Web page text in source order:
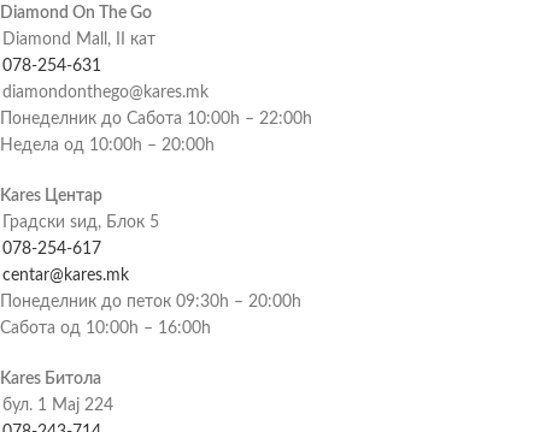
Diamond On The Go
Diamond Mall, II кат
078-254-631
diamondonthego@kares.mk
Понеделник до Сабота 10:00h – 22:00h
Недела од 10:00h – 20:00h
Kares Центар
Градски ѕид, Блок 5
078-254-617
centar@kares.mk
Понеделник до петок 09:30h – 20:00h
Сабота од 10:00h – 16:00h
Kares Битола
бул. 1 Мај 224